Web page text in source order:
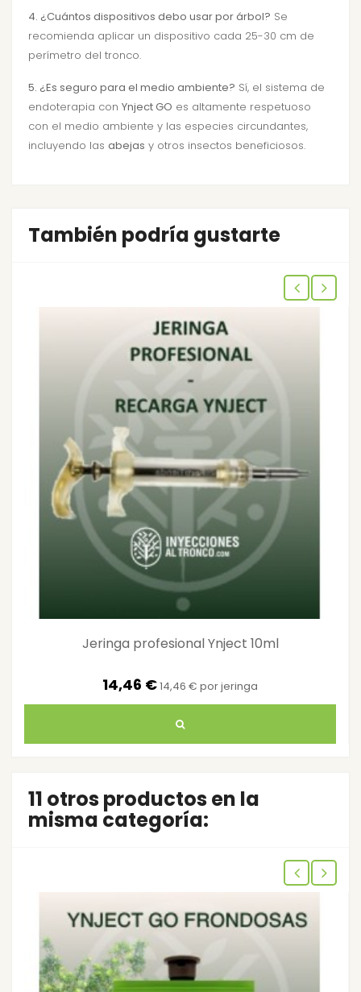
4. ¿Cuántos dispositivos debo usar por árbol? Se
recomienda aplicar un dispositivo cada 25-30 cm de
perímetro del tronco.
5. ¿Es seguro para el medio ambiente? Sí, el sistema de
endoterapia con Ynject GO es altamente respetuoso
con el medio ambiente y las especies circundantes,
incluyendo las abejas y otros insectos beneficiosos.
También podría gustarte
Jeringa profesional Ynject 10ml
14,46 €14,46 € por jeringa
11 otros productos en la
misma categoría: